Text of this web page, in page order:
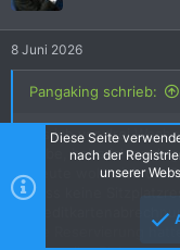
o
n
:
8 Juni 2026
Pangaking schrieb:
Als ich vor drei
habe, habe ich auch
Heute wollte ich die
dass keine
die Reservierung
Diese Seite
nach der
unserer